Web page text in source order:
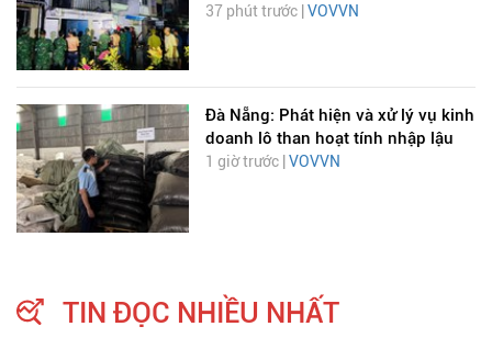
37 phút trước | VOVVN
Đà Nẵng: Phát hiện và xử lý vụ kinh
doanh lô than hoạt tính nhập lậu
1 giờ trước |VOVVN
TIN ĐỌC NHIỀU NHẤT